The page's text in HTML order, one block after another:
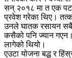
सन् २०१८ मा त एक पटक
प्रवेश गरेका थिए।
उनले घातक रसायन
कसैको पनि ज्यान
लागेको थियो।
एउटा योजना बद्ध र